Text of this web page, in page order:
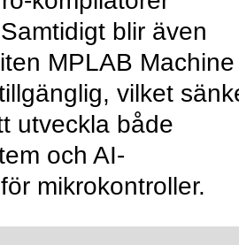
blir även
MPLAB Machine
vilket
utveckla både
och AI-
mikrokontroller.